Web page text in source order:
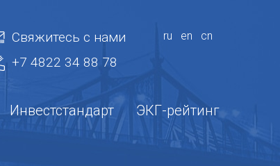
Свяжитесь с нами
+7 4822 34 88 78
ru en cn
Инвестстандарт ЭКГ-рейтинг